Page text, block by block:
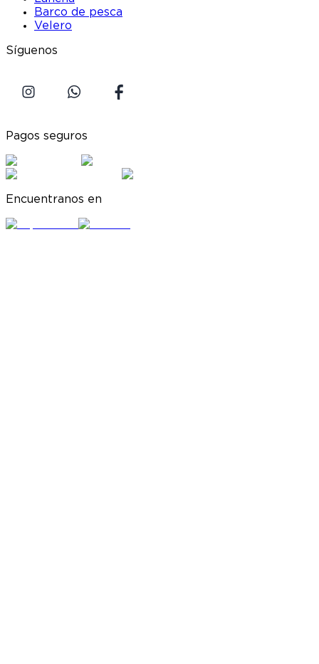
Barco de pesca
Velero
Síguenos
Pagos seguros
Encuentranos en